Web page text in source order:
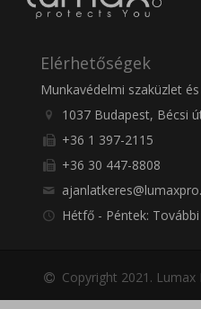
Elérhetőségek
Munkavédelmi szaküzlet
1037 Budapest, Bécsi
+36 1 397-2115
+36 30 447-8808
Hétfő - Péntek:
Copyright 2021.